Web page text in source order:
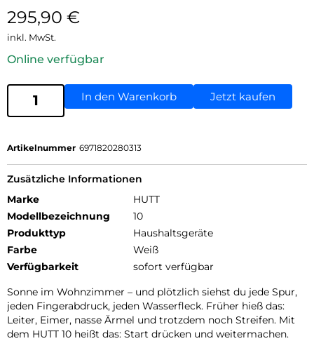
295,90 €
inkl. MwSt.
Online verfügbar
In den Warenkorb Jetzt kaufen
Artikelnummer 6971820280313
Zusätzliche Informationen
Marke
HUTT
Modellbezeichnung
10
Produkttyp
Haushaltsgeräte
Farbe
Weiß
Verfügbarkeit
sofort verfügbar
Sonne im Wohnzimmer – und plötzlich siehst du jede Spur,
jeden Fingerabdruck, jeden Wasserfleck. Früher hieß das:
Leiter, Eimer, nasse Ärmel und trotzdem noch Streifen. Mit
dem HUTT 10 heißt das: Start drücken und weitermachen.